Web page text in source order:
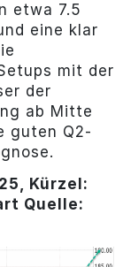
etwa 7.5
eine klar
mit der
der
ab Mitte
guten Q2-
Kürzel:
Quelle: